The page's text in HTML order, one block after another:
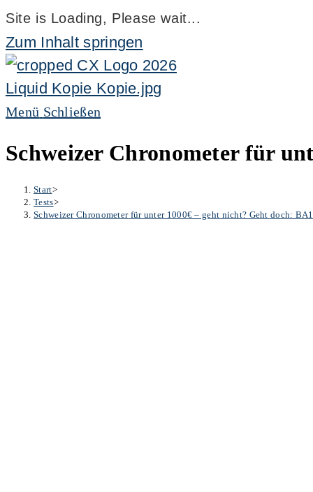
Site is Loading, Please wait...
Zum Inhalt springen
Menü Schließen
Schweizer Chronometer für
Start>
Tests>
Schweizer Chronometer für unter 1000€ – geht nicht? Geht doch: